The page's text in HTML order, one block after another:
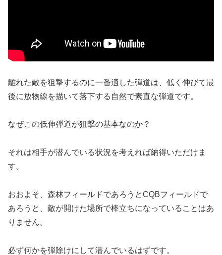
離れた敵を狙撃するのに一番適した弾道は、低く伸びて最
後に放物線を描いて落下する自然で素直な弾道です。
なぜこの低伸弾道が狙撃の基本なのか？
それは相手が潜んでいる状況を考えれば納得いただけま
す。
おおよそ、森林フィールドであろうとCQBフィールドで
あろうと、敵が開けた場所で棒立ちになっていることはあ
りません。
必ず何かを弾除けにして潜んでいるはずです。